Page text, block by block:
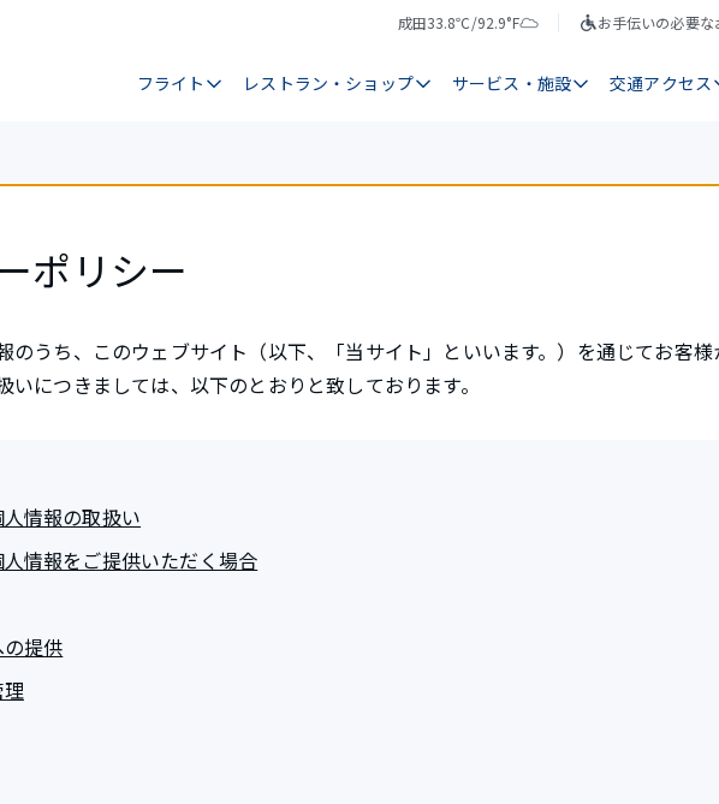
成田
気
33.8℃/92.9°F
天
お手伝いの必要な
フライト レストラン・ショップ サービス・施設 交通アクセス
ポリシー
のうち、このウェブサイト（以下、「当サイト」といいます。）を通じてお客
いにつきましては、以下のとおりと致しております。
情報の取扱い
情報をご提供いただく場合
提供